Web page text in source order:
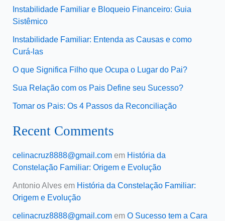
Instabilidade Familiar e Bloqueio Financeiro: Guia
Sistêmico
Instabilidade Familiar: Entenda as Causas e como
Curá-las
O que Significa Filho que Ocupa o Lugar do Pai?
Sua Relação com os Pais Define seu Sucesso?
Tomar os Pais: Os 4 Passos da Reconciliação
Recent Comments
celinacruz8888@gmail.comem História da
Constelação Familiar: Origem e Evolução
Antonio Alvesem História da Constelação Familiar:
Origem e Evolução
celinacruz8888@gmail.comem O Sucesso tem a Cara